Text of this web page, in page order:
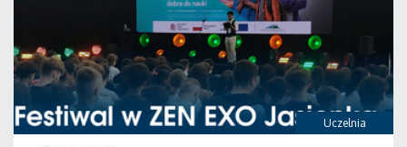
Uczelnia